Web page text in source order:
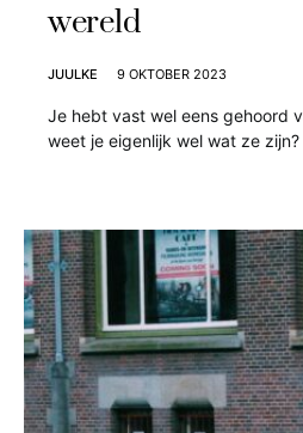
wereld
JUULKE 9 OKTOBER 2023
Je hebt vast wel eens gehoord
weet je eigenlijk wel wat ze